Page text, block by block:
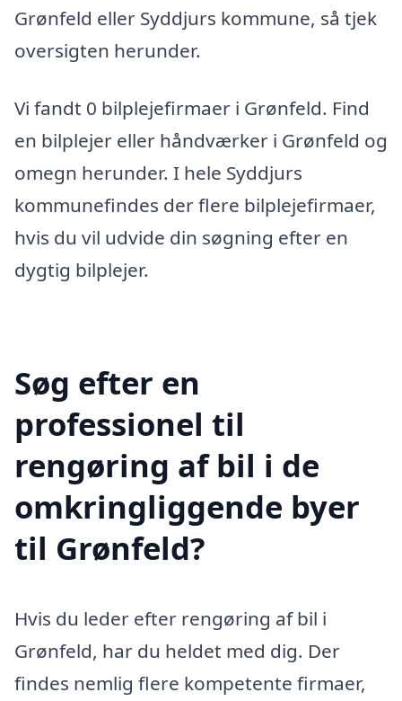
Grønfeld eller Syddjurs kommune, så tjek
oversigten herunder.
Vi fandt 0 bilplejefirmaer i Grønfeld. Find
en bilplejer eller håndværker i Grønfeld og
omegn herunder. I hele Syddjurs
kommunefindes der flere bilplejefirmaer,
hvis du vil udvide din søgning efter en
dygtig bilplejer.
Søg efter en
professionel til
rengøring af bil i de
omkringliggende byer
til Grønfeld?
Hvis du leder efter rengøring af bil i
Grønfeld, har du heldet med dig. Der
findes nemlig flere kompetente firmaer,